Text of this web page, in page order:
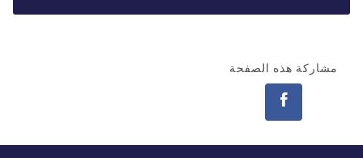
مشاركة هذه الصفحة